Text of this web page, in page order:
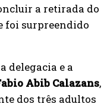
a retirada do
foi surpreendido
delegacia e a
Abib Calazans,
dos três adultos